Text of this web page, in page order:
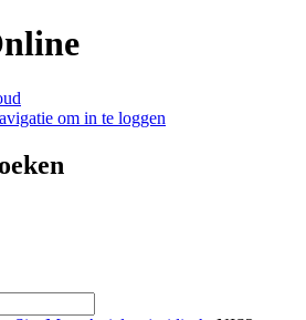
om in te loggen